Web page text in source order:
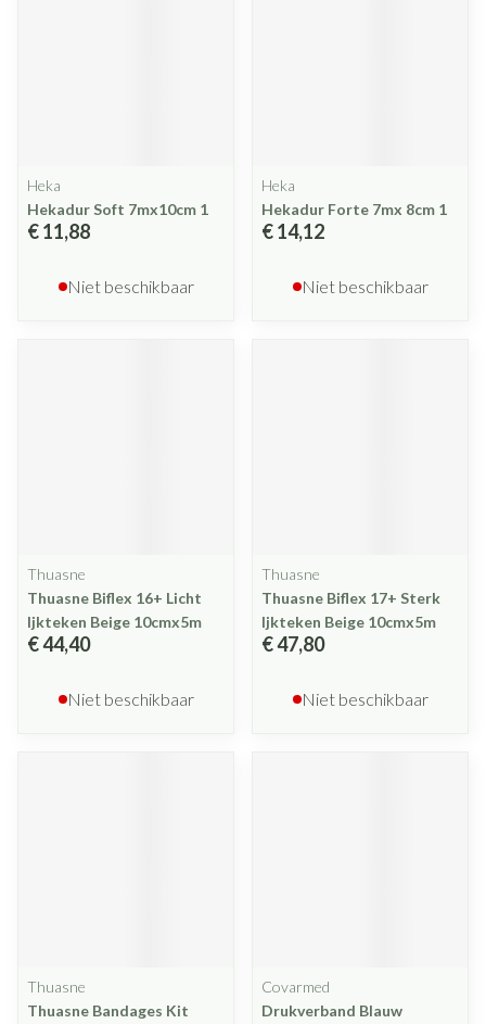
Heka
Hekadur Soft 7mx10cm 1
€ 11,88
Niet beschikbaar
Heka
Hekadur Forte 7mx 8cm 1
€ 14,12
Niet beschikbaar
Thuasne
Thuasne Biflex 16+ Licht
Ijkteken Beige 10cmx5m
€ 44,40
Niet beschikbaar
Thuasne
Thuasne Biflex 17+ Sterk
Ijkteken Beige 10cmx5m
€ 47,80
Niet beschikbaar
Thuasne
Thuasne Bandages Kit
Covarmed
Drukverband Blauw